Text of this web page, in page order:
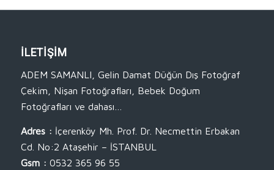
İLETİŞİM
ADEM SAMANLI, Gelin Damat Düğün Dış Fotoğraf
Çekim, Nişan Fotoğrafları, Bebek Doğum
Fotoğrafları ve dahası…
Adres : İçerenköy Mh. Prof. Dr. Necmettin Erbakan
Cd. No:2 Ataşehir – İSTANBUL
Gsm : 0532 365 96 55